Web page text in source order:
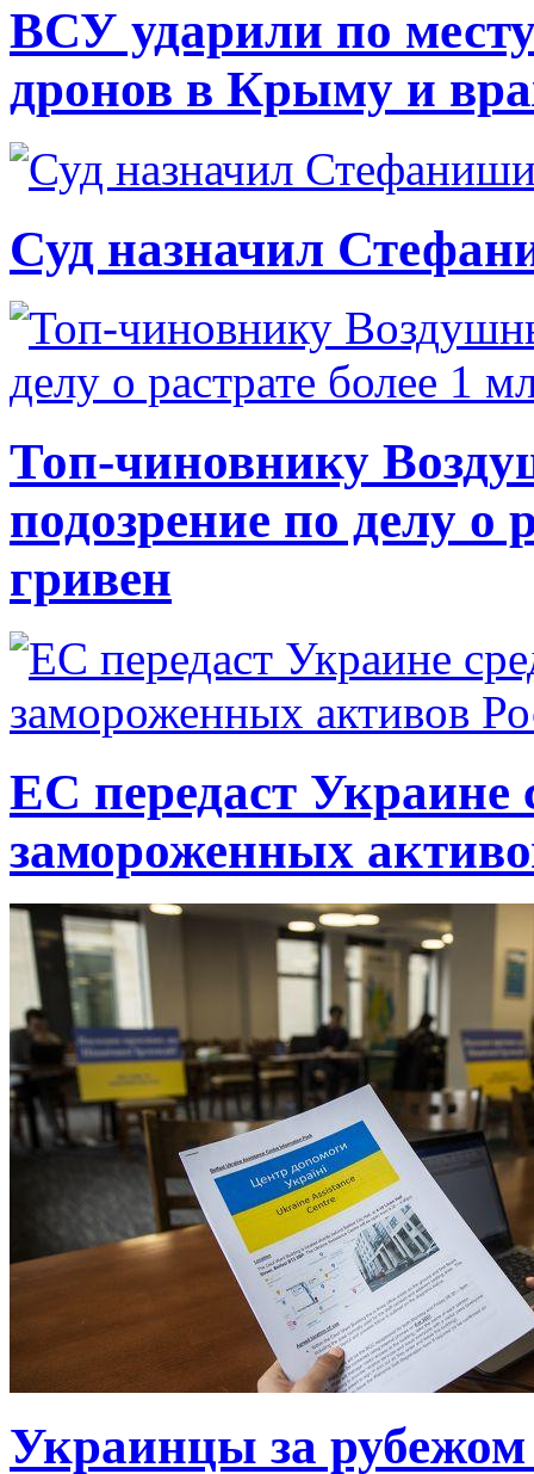
ВСУ ударили по
дронов в Крыму и
Суд назначил
Топ-чиновнику
подозрение по делу о
гривен
ЕС передаст Украине
замороженных
Украинцы за рубежом